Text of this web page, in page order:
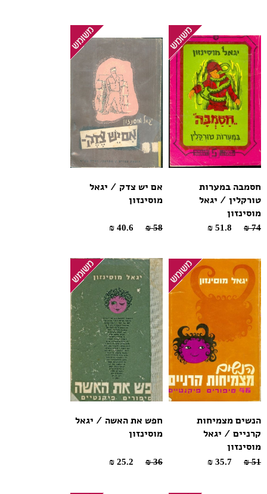
חסמבה במערות
טורקלין / יגאל
מוסינזון
74 ₪
אם יש צדק / יגאל
מוסינזון
58 ₪
הנשים מצמיחות
קרניים / יגאל
מוסינזון
51 ₪
חפש את האשה / יגאל
מוסינזון
36 ₪